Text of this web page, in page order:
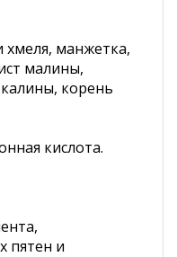
манжетка,
малины,
корень
кислота.
пятен и